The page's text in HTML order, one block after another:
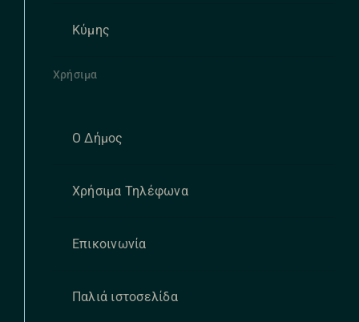
Κύμης
Χρήσιμα
Ο Δήμος
Χρήσιμα Τηλέφωνα
Επικοινωνία
Παλιά ιστοσελίδα